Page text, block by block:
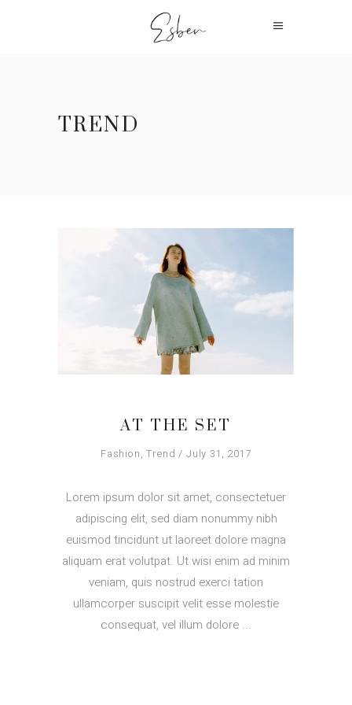
TREND
AT THE SET
Fashion,Trend July 31, 2017
Lorem ipsum dolor sit amet, consectetuer
adipiscing elit, sed diam nonummy nibh
euismod tincidunt ut laoreet dolore magna
aliquam erat volutpat. Ut wisi enim ad minim
veniam, quis nostrud exerci tation
ullamcorper suscipit velit esse molestie
consequat, vel illum dolore